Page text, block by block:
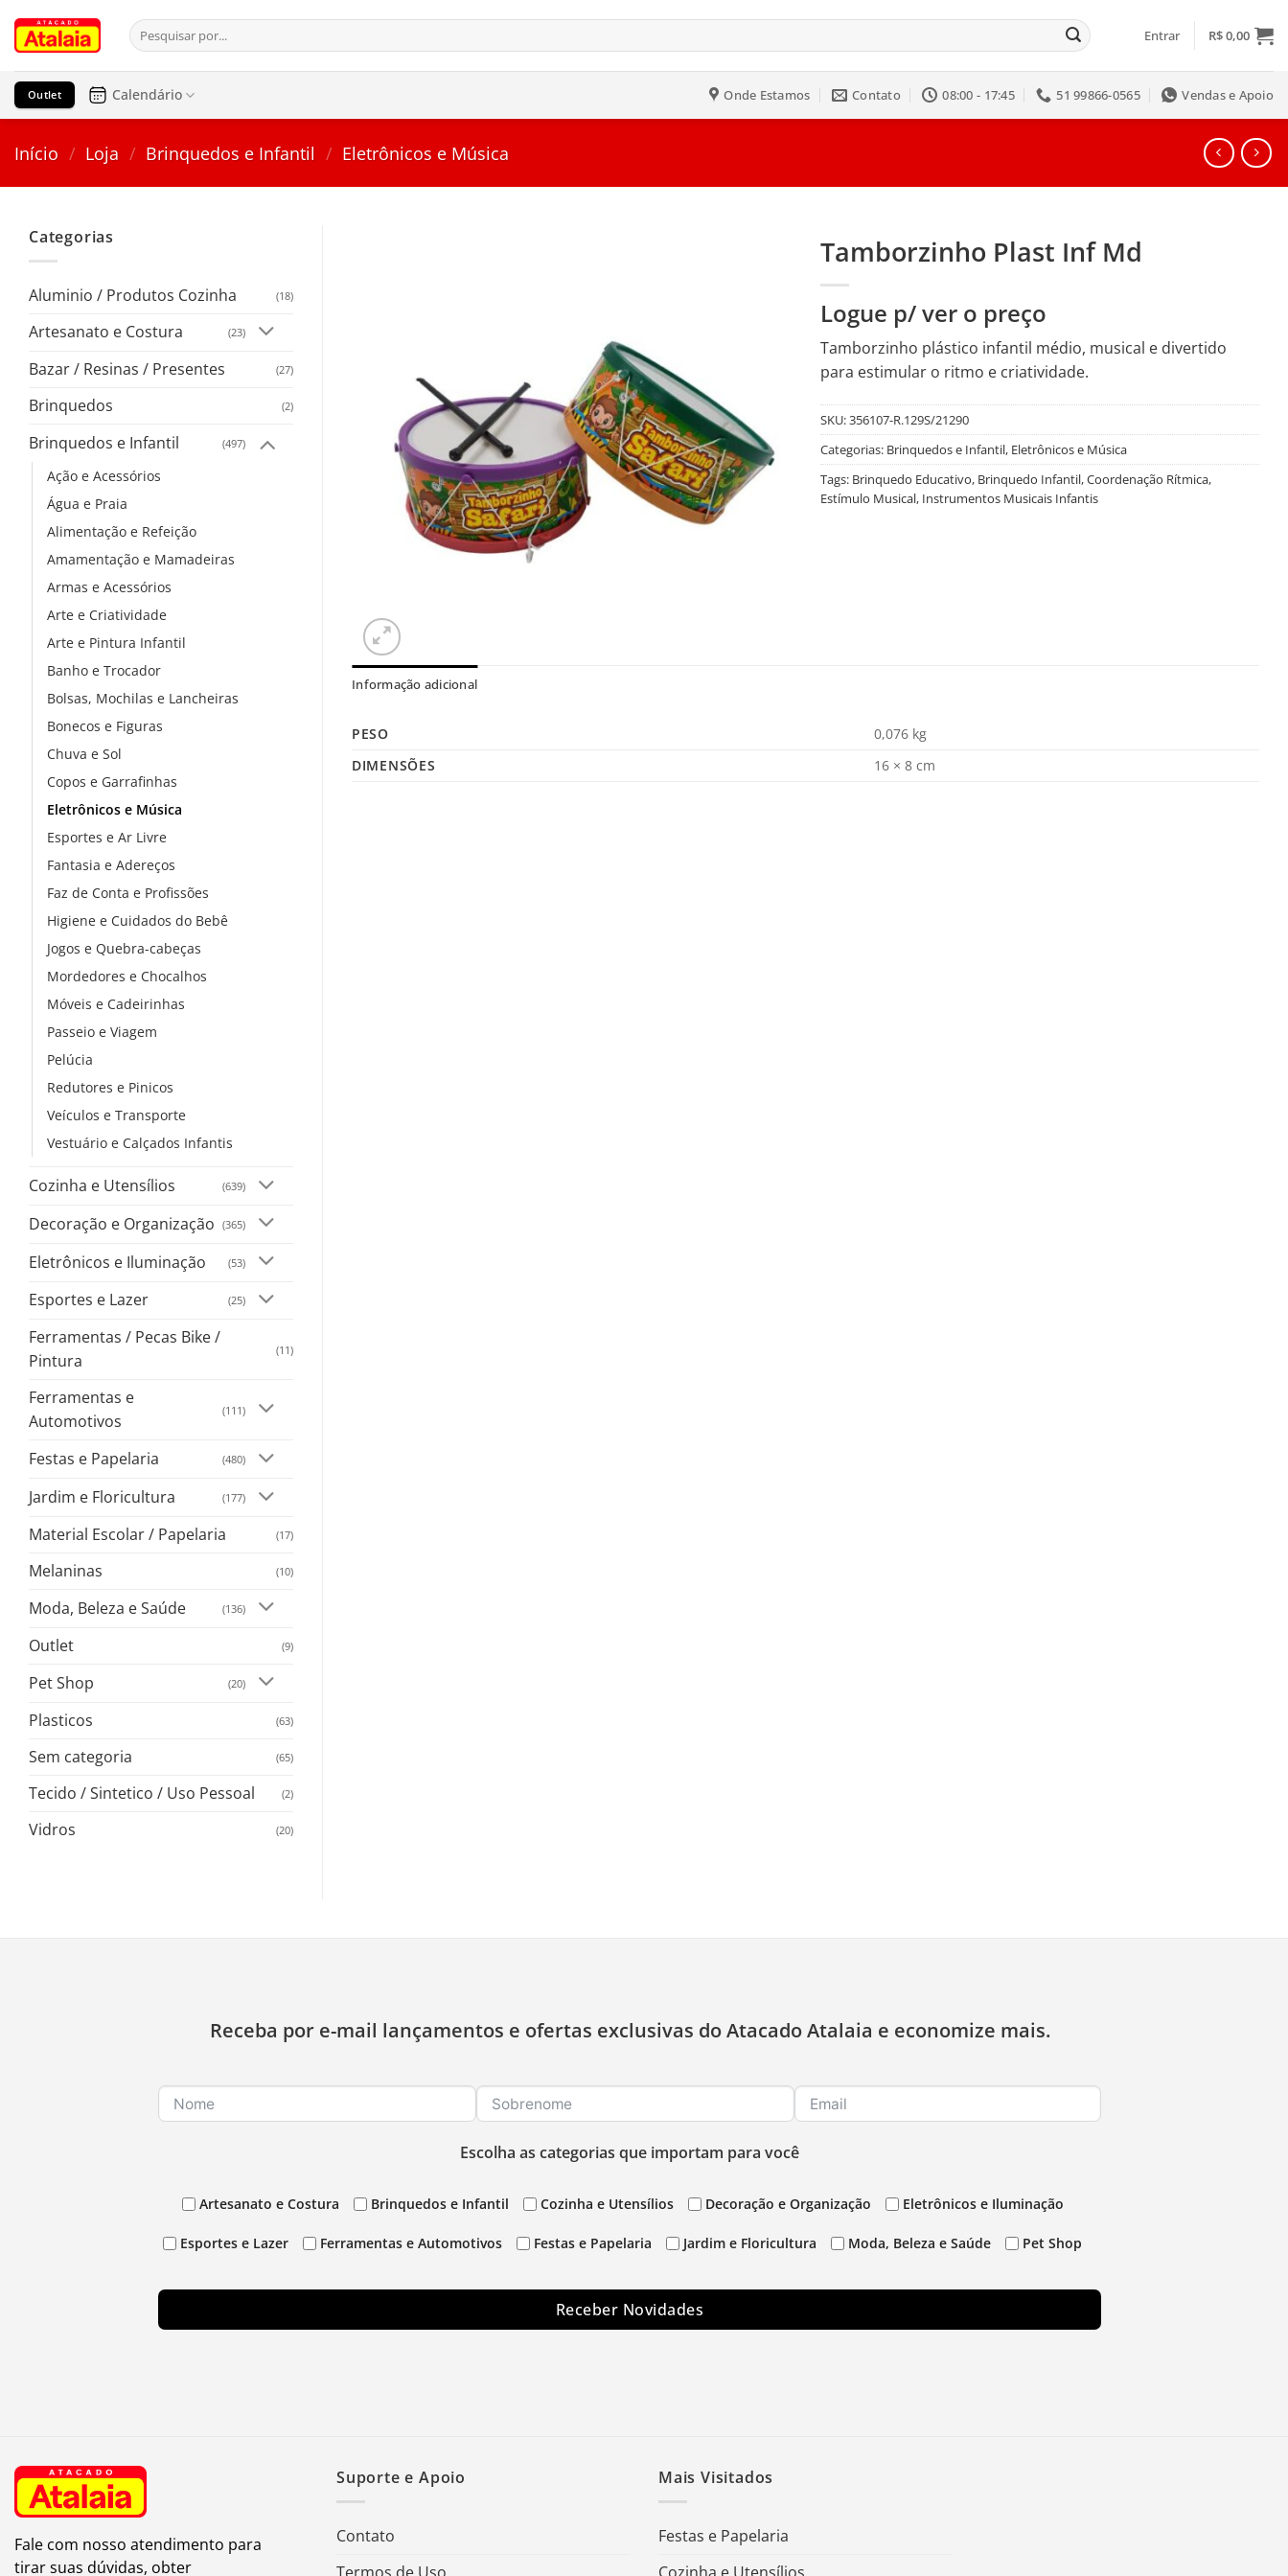
para
conteúdo
Pesquisar
por:
Entrar R$0,00
Outlet Calendário Onde Estamos Contato 08:00 - 17:45 51 99866-0565 Vendas e Apoio
Início / Loja / Brinquedos e Infantil / Eletrônicos e Música
Categorias
Aluminio / Produtos Cozinha (18)
Artesanato e Costura (23)
Bazar / Resinas / Presentes (27)
Brinquedos (2)
Brinquedos e Infantil (497)
Ação e Acessórios
Água e Praia
Alimentação e Refeição
Amamentação e Mamadeiras
Armas e Acessórios
Arte e Criatividade
Arte e Pintura Infantil
Banho e Trocador
Bolsas, Mochilas e Lancheiras
Bonecos e Figuras
Chuva e Sol
Copos e Garrafinhas
Eletrônicos e Música
Esportes e Ar Livre
Fantasia e Adereços
Faz de Conta e Profissões
Higiene e Cuidados do Bebê
Jogos e Quebra-cabeças
Mordedores e Chocalhos
Móveis e Cadeirinhas
Passeio e Viagem
Pelúcia
Redutores e Pinicos
Veículos e Transporte
Vestuário e Calçados Infantis
Cozinha e Utensílios (639)
Decoração e Organização (365)
Eletrônicos e Iluminação (53)
Esportes e Lazer (25)
Ferramentas / Pecas Bike /
Pintura
(11)
Ferramentas e
Automotivos
(111)
Festas e Papelaria (480)
Jardim e Floricultura (177)
Material Escolar / Papelaria (17)
Melaninas (10)
Moda, Beleza e Saúde (136)
Outlet (9)
Pet Shop (20)
Plasticos (63)
Sem categoria (65)
Tecido / Sintetico / Uso Pessoal (2)
Vidros (20)
Tamborzinho Plast Inf Md
Logue p/ ver o preço
Tamborzinho plástico infantil médio, musical e divertido
para estimular o ritmo e criatividade.
SKU:356107-R.129S/21290
Categorias: Brinquedos e Infantil, Eletrônicos e Música
Tags: Brinquedo Educativo, Brinquedo Infantil,Coordenação Rítmica,
Estímulo Musical, Instrumentos Musicais Infantis
Informação adicional
PESO
0,076 kg
DIMENSÕES
16 × 8 cm
Receba por e-mail lançamentos e ofertas exclusivas do Atacado Atalaia e economize mais.
Escolha as categorias que importam para você
Artesanato e Costura Brinquedos e Infantil Cozinha e Utensílios Decoração e Organização Eletrônicos e Iluminação
Esportes e Lazer Ferramentas e Automotivos Festas e Papelaria Jardim e Floricultura Moda, Beleza e Saúde Pet Shop
Receber Novidades
Fale com nosso atendimento para
tirar suas dúvidas, obter
Suporte e Apoio
Contato
Mais Visitados
Festas e Papelaria